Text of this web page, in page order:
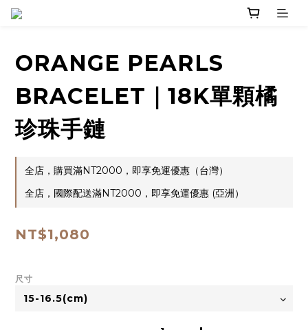
ORANGE PEARLS
BRACELET｜18K單顆橘
珍珠手鏈
全店，購買滿NT2000，即享免運優惠（台灣）
全店，國際配送滿NT2000，即享免運優惠 (亞洲）
NT$1,080
尺寸